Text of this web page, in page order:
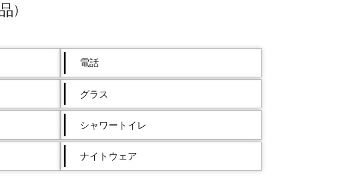
)
電話
グラス
シャワートイレ
ナイトウェア